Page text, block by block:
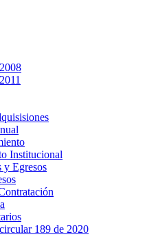
Institucional
y Egresos
189 de 2020